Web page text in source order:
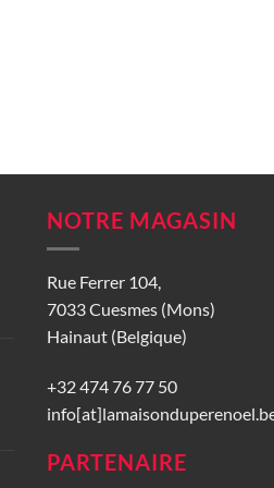
NOTRE MAGASIN
Rue Ferrer 104,
7033 Cuesmes (Mons)
Hainaut (Belgique)
+32 474 76 77 50
PARTENAIRE